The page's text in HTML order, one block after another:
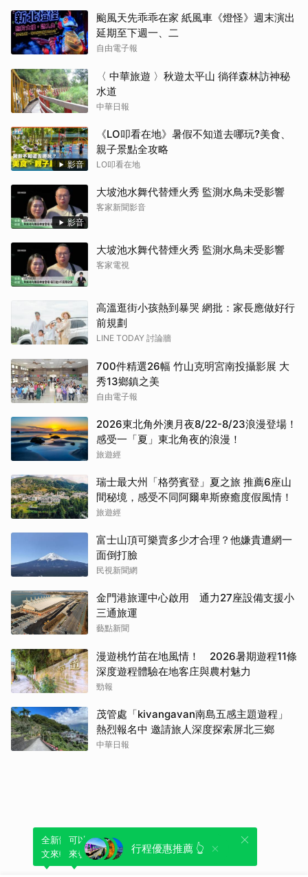
颱風天先乖乖在家 紙風車《燈怪》週末演出
延期至下週一、二
自由電子報
〈 中華旅遊 〉秋遊太平山 徜徉森林訪神秘
水道
中華日報
影音
《LO叩看在地》暑假不知道去哪玩?美食、
親子景點全攻略
LO叩看在地
影音
大坡池水舞代替煙火秀 監測水鳥未受影響
客家新聞影音
大坡池水舞代替煙火秀 監測水鳥未受影響
客家電視
高溫逛街小孩熱到暴哭 網批：家長應做好行
前規劃
LINE TODAY 討論牆
700件精選26幅 竹山克明宮南投攝影展 大
秀13鄉鎮之美
自由電子報
2026東北角外澳月夜8/22-8/23浪漫登場！
感受一「夏」東北角夜的浪漫！
旅遊經
瑞士最大州「格勞賓登」夏之旅 推薦6座山
間秘境，感受不同阿爾卑斯療癒度假風情！
旅遊經
富士山頂可樂賣多少才合理？他嫌貴遭網一
面倒打臉
民視新聞網
金門港旅運中心啟用 通力27座設備支援小
三通旅運
藝點新聞
漫遊桃竹苗在地風情！ 2026暑期遊程11條
深度遊程體驗在地客庄與農村魅力
勁報
茂管處「kivangavan南島五感主題遊程」
熱烈報名中 邀請旅人深度探索屏北三鄉
中華日報
行程優惠推薦 👆
全新體驗！一鍵引用此內容，透過發布貼
文來輕鬆表達個人立場。
可以轉發或引用此內容至自己的貼文中，
來發表您的評論或觀點。